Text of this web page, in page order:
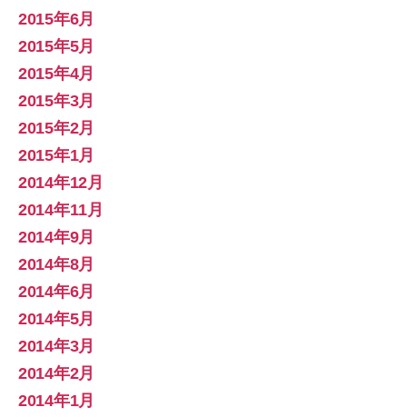
2015年6月
2015年5月
2015年4月
2015年3月
2015年2月
2015年1月
2014年12月
2014年11月
2014年9月
2014年8月
2014年6月
2014年5月
2014年3月
2014年2月
2014年1月